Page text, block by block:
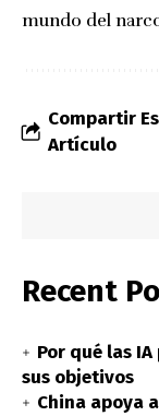
mundo del
Compartir
Artículo
Recent
Por qué las
sus objetivos
China apoya